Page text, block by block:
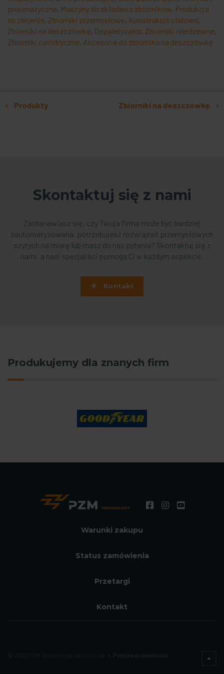
pneumatyczne, Maszyny do składania zbiorników, Produkcja
na zlecenie, Zbiorniki przemysłowe, Konstrukcje stalowe,
Zbiorniki na deszczówkę, Depaletyzator, Zbiorniki nierdzewne,
Zbiorniki cylindryczne, Akcesoria do zbiornika na deszczówkę
Produkty Zbiorniki na deszczówkę
Skontaktuj się z nami
Zastanawiasz się, czy Twoja firma może być bardziej
zautomatyzowana, potrzebujesz rozwiązań przemysłowych
szytych na miarę lub masz do nas pytania? Skontaktuj się z
nami, a nasi specjaliści pomogą Ci w każdym aspekcie.
Kontakt
Produkujemy dla znanych firm
Warunki zakupu
Status zamówienia
Przetargi
Kontakt
Polityka prywatności.